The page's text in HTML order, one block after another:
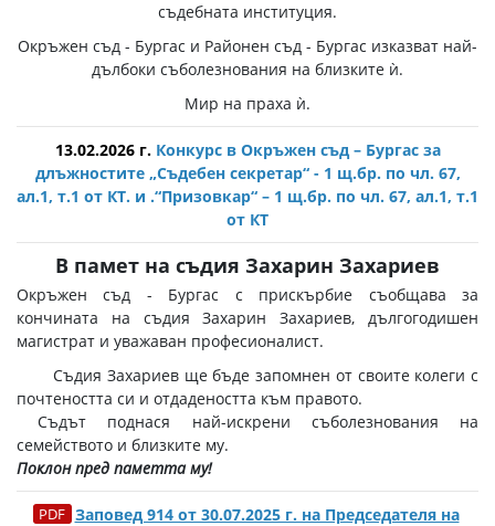
съдебната институция.
Окръжен съд - Бургас и Районен съд - Бургас изказват най-
дълбоки съболезнования на близките ѝ.
Мир на праха ѝ.
13.02.2026 г. Конкурс в Окръжен съд – Бургас за
длъжностите „Съдебен секретар“ - 1 щ.бр. по чл. 67,
ал.1, т.1 от КТ. и .“Призовкар“ – 1 щ.бр. по чл. 67, ал.1, т.1
от КТ
В памет на съдия Захарин Захариев
Окръжен съд - Бургас с прискърбие съобщава за
кончината на съдия Захарин Захариев, дългогодишен
магистрат и уважаван професионалист.
Съдия Захариев ще бъде запомнен от своите колеги с
почтеността си и отдадеността към правото.
Съдът поднася най-искрени съболезнования на
семейството и близките му.
Поклон пред паметта му!
Заповед 914 от 30.07.2025 г. на Председателя на